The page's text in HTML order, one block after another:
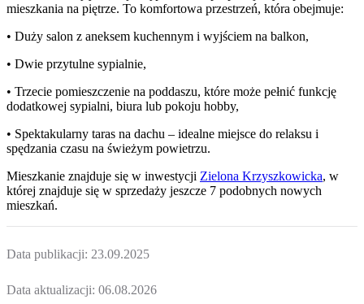
mieszkania na piętrze. To komfortowa przestrzeń, która obejmuje:
• Duży salon z aneksem kuchennym i wyjściem na balkon,
• Dwie przytulne sypialnie,
• Trzecie pomieszczenie na poddaszu, które może pełnić funkcję
dodatkowej sypialni, biura lub pokoju hobby,
• Spektakularny taras na dachu – idealne miejsce do relaksu i
spędzania czasu na świeżym powietrzu.
Mieszkanie znajduje się w inwestycji Zielona Krzyszkowicka, w
której znajduje się w sprzedaży jeszcze 7 podobnych nowych
mieszkań.
Data publikacji: 23.09.2025
Data aktualizacji: 06.08.2026